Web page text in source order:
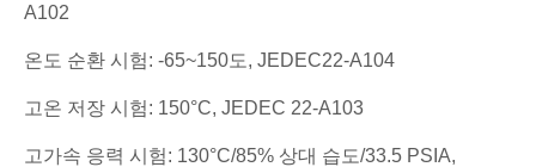
A102
온도 순환 시험: -65~150도, JEDEC22-A104
고온 저장 시험: 150°C, JEDEC 22-A103
고가속 응력 시험: 130°C/85% 상대 습도/33.5 PSIA,